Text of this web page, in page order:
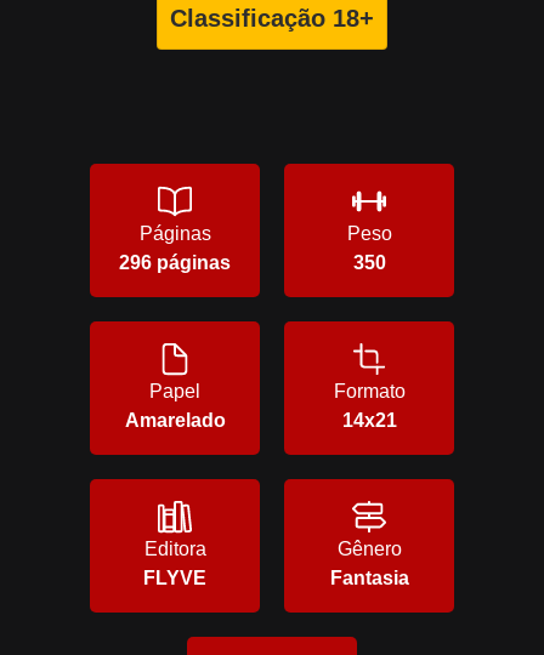
Classificação 18+
Páginas
296 páginas
Peso
350
Papel
Amarelado
Formato
14x21
Editora
FLYVE
Gênero
Fantasia